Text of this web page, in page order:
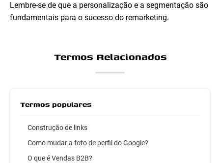
Lembre-se de que a personalização e a segmentação são
fundamentais para o sucesso do remarketing.
Termos Relacionados
Termos populares
Construção de links
Como mudar a foto de perfil do Google?
O que é Vendas B2B?